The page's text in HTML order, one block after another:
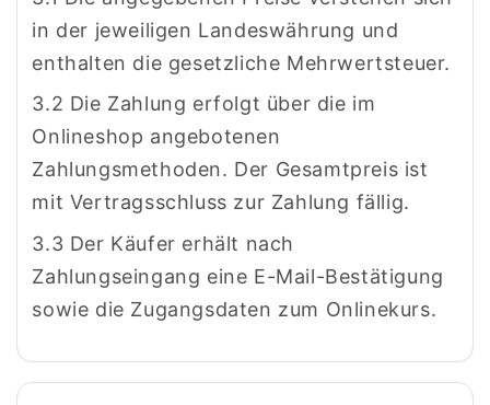
in der jeweiligen Landeswährung und
enthalten die gesetzliche Mehrwertsteuer.
3.2 Die Zahlung erfolgt über die im
Onlineshop angebotenen
Zahlungsmethoden. Der Gesamtpreis ist
mit Vertragsschluss zur Zahlung fällig.
3.3 Der Käufer erhält nach
Zahlungseingang eine E-Mail-Bestätigung
sowie die Zugangsdaten zum Onlinekurs.